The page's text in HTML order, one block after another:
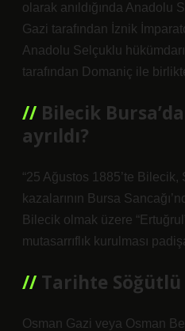
olarak anıldığında Anadolu
Gazi tarafından İznik
Anadolu Selçuklu
tarafından Domaniç ile
Bilecik
ayrıldı?
“25 Ağustos 1885’te
kazalarının Bursa
Bilecik olmak üzere
mutasarrıflık kurulması
Tarihte
Osman Gazi veya Osman